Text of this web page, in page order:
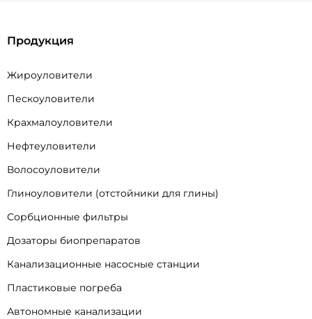
Продукция
Жироуловители
Пескоуловители
Крахмалоуловители
Нефтеуловители
Волосоуловители
Глиноуловители (отстойники для глины)
Сорбционные фильтры
Дозаторы биопрепаратов
Канализационные насосные станции
Пластиковые погреба
Автономные канализации